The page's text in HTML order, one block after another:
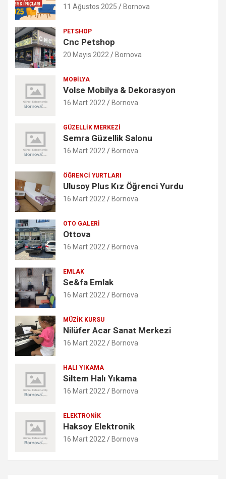
11 Ağustos 2025 Bornova
PETSHOP
Cnc Petshop
20 Mayıs 2022 Bornova
MOBILYA
Volse Mobilya & Dekorasyon
16 Mart 2022 Bornova
GÜZELLIK MERKEZI
Semra Güzellik Salonu
16 Mart 2022 Bornova
ÖĞRENCI YURTLARI
Ulusoy Plus Kız Öğrenci Yurdu
16 Mart 2022 Bornova
OTO GALERI
Ottova
16 Mart 2022 Bornova
EMLAK
Se&fa Emlak
16 Mart 2022 Bornova
MÜZIK KURSU
Nilüfer Acar Sanat Merkezi
16 Mart 2022 Bornova
HALI YIKAMA
Siltem Halı Yıkama
16 Mart 2022 Bornova
ELEKTRONIK
Haksoy Elektronik
16 Mart 2022 Bornova